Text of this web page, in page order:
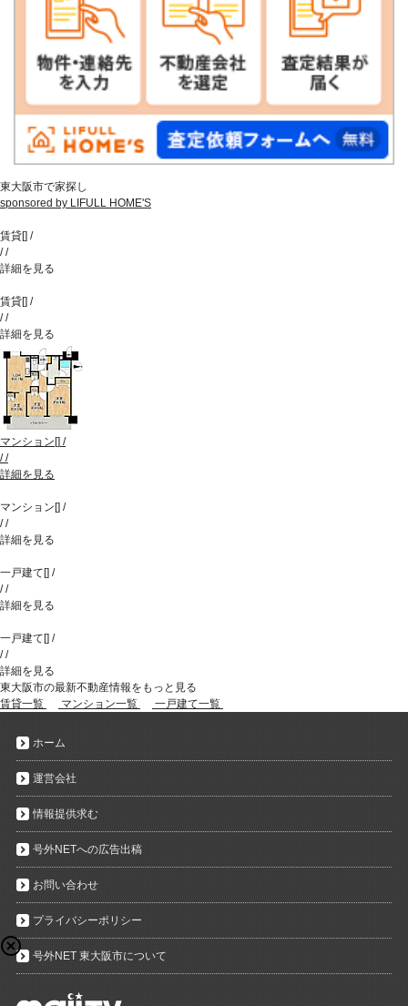
東大阪市で家探し
sponsored by LIFULL HOME'S
賃貸[] /
//
詳細を見る
賃貸[] /
//
詳細を見る
マンション [] /
//
詳細を見る
マンション [] /
//
詳細を見る
一戸建て [] /
//
詳細を見る
一戸建て [] /
//
詳細を見る
東大阪市の最新不動産情報をもっと見る
賃貸一覧
マンション一覧 一戸建て一覧
ホーム
運営会社
情報提供求む
号外NETへの広告出稿
お問い合わせ
プライバシーポリシー
号外NET 東大阪市について